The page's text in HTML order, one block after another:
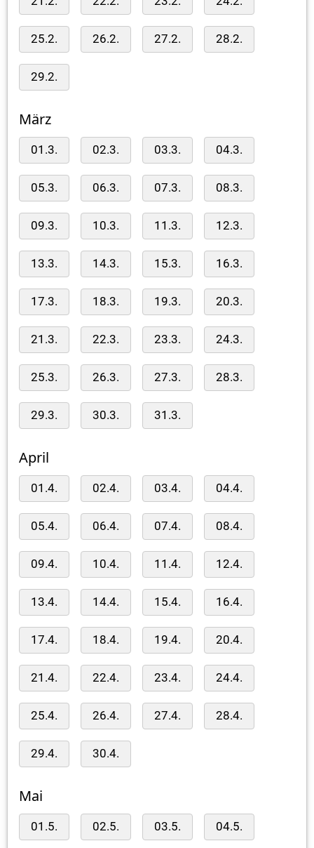
25.2. 26.2. 27.2. 28.2.
29.2.
März
01.3. 02.3. 03.3. 04.3.
05.3. 06.3. 07.3. 08.3.
09.3. 10.3. 11.3. 12.3.
13.3. 14.3. 15.3. 16.3.
17.3. 18.3. 19.3. 20.3.
21.3. 22.3. 23.3. 24.3.
25.3. 26.3. 27.3. 28.3.
29.3. 30.3. 31.3.
April
01.4. 02.4. 03.4. 04.4.
05.4. 06.4. 07.4. 08.4.
09.4. 10.4. 11.4. 12.4.
13.4. 14.4. 15.4. 16.4.
17.4. 18.4. 19.4. 20.4.
21.4. 22.4. 23.4. 24.4.
25.4. 26.4. 27.4. 28.4.
29.4. 30.4.
Mai
01.5. 02.5. 03.5. 04.5.